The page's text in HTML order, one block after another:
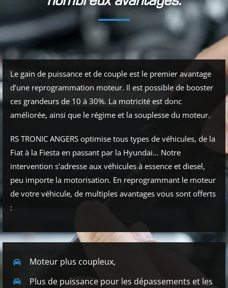
Le gain de puissance et de couple est le premier avantage
d’une reprogrammation moteur. Il est possible de booster
ces grandeurs de 10 à 30%. La motricité est donc
améliorée, ainsi que le régime et la souplesse du moteur.
RS TRONIC ANGERS optimise tous types de véhicules, de la
Fiat à la Fiesta en passant par la Hyundai… Notre
intervention s’adresse aux véhicules à essence et diesel,
peu importe la motorisation. En reprogrammant le moteur
de votre véhicule, de multiples avantages vous sont offerts
:
Moteur plus coupleux,
Plus de puissance pour les dépassements et les